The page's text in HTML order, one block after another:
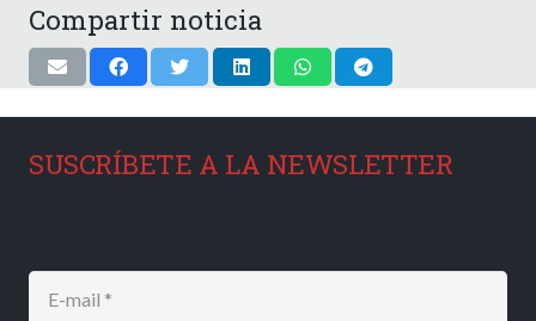
Compartir noticia
SUSCRÍBETE A LA NEWSLETTER